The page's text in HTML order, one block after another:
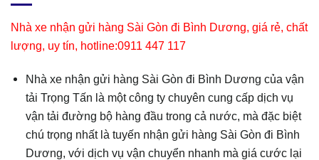
Nhà xe nhận gửi hàng Sài Gòn đi Bình Dương, giá rẻ, chất
lượng, uy tín, hotline:0911 447 117
Nhà xe nhận gửi hàng Sài Gòn đi Bình Dương của vận
tải Trọng Tấn là một công ty chuyên cung cấp dịch vụ
vận tải đường bộ hàng đầu trong cả nước, mà đặc biệt
chú trọng nhất là tuyến nhận gửi hàng Sài Gòn đi Bình
Dương, với dịch vụ vận chuyển nhanh mà giá cước lại